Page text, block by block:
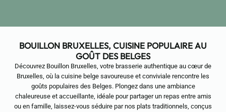
BOUILLON BRUXELLES, CUISINE POPULAIRE AU
GOÛT DES BELGES
Découvrez Bouillon Bruxelles, votre brasserie authentique au cœur de
Bruxelles, où la cuisine belge savoureuse et conviviale rencontre les
goûts populaires des Belges. Plongez dans une ambiance
chaleureuse et accueillante, idéale pour partager un repas entre amis
ou en famille, laissez-vous séduire par nos plats traditionnels, conçus